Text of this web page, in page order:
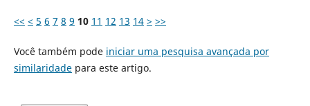
<< < 5 6 7 8 9 10 11 12 13 14 > >>
Você também pode iniciar uma pesquisa avançada por
similaridadepara este artigo.